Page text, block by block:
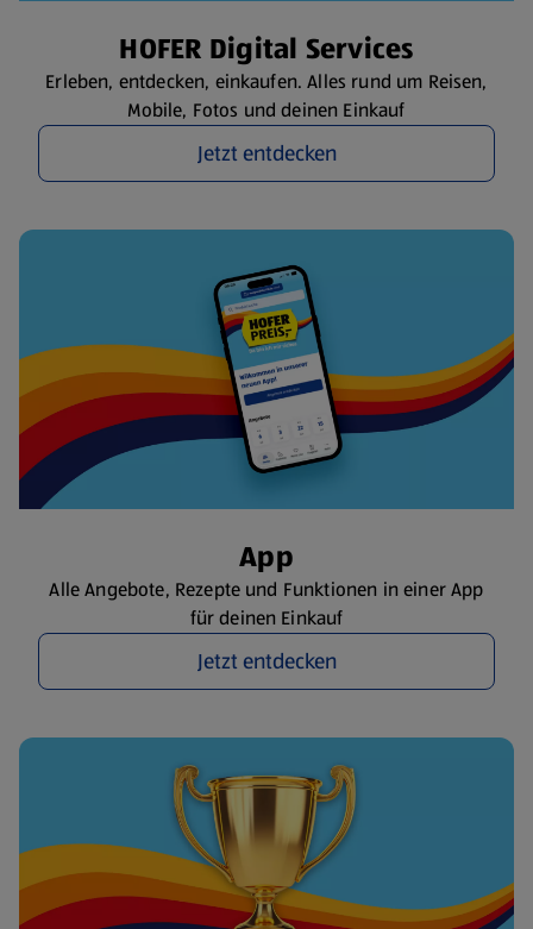
HOFER Digital Services
Erleben, entdecken, einkaufen. Alles rund um Reisen,
Mobile, Fotos und deinen Einkauf
Jetzt entdecken
App
Alle Angebote, Rezepte und Funktionen in einer App
für deinen Einkauf
Jetzt entdecken